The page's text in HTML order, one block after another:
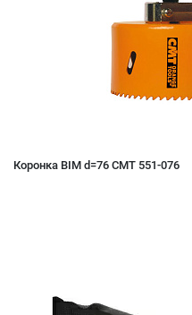
Коронка BIM d=76 CMT 551-076